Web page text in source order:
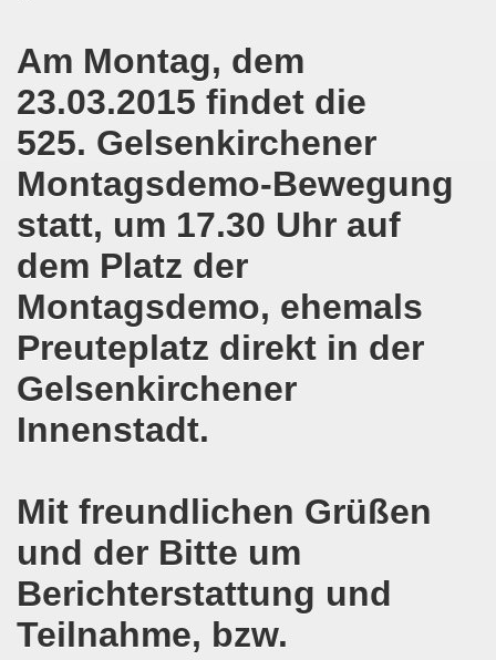
Am Montag, dem
23.03.2015 findet die
525. Gelsenkirchener
Montagsdemo-Bewegung
statt, um 17.30 Uhr auf
dem Platz der
Montagsdemo, ehemals
Preuteplatz direkt in der
Gelsenkirchener
Innenstadt.
Mit freundlichen Grüßen
und der Bitte um
Berichterstattung und
Teilnahme, bzw.
Bewegung steigt am 12.08.2019!
in Gelsenkirchen: Die Entlassungen im
diskutierte am 13.05.2019 mit Europawahl-
der Bergleute und ihrer Familien am 17.06.2019 und
diskutiert am 13.05.2019 mit Europawahl-
nimmt am 08.04.2019 Mietfragen, Hartz IV und
Bewegung am 11.03.2019 mahnt an Folgen von
am 11.03.2019 solidarisch mit Kollegen in
am 11.03.2019 im Zeichen des
am 11.02.2019 - antifaschistische Demonstration
701. Montagsdemonstration Gelsenkirchen
stärken - jetzt erst recht!